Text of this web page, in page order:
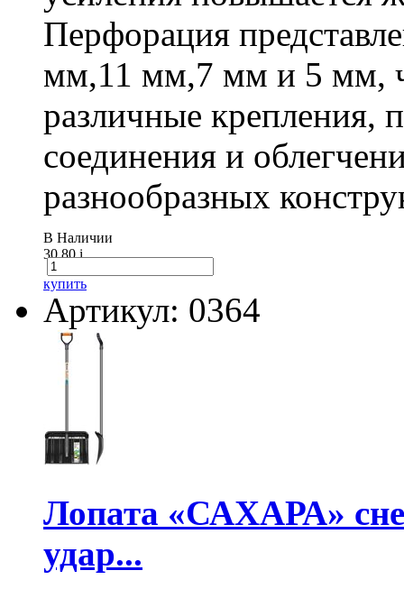
Перфорация
мм,11 мм,7 мм и 5 мм,
различные
соединения и
разнообразных
В Наличии
30.80i
купить
Артикул: 0364
Лопата «САХАРА»
удар...